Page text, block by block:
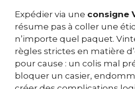
Expédier via une consigne
résume pas à coller une
n’importe quel paquet.
règles strictes en matière
pour cause : un colis mal
bloquer un casier,